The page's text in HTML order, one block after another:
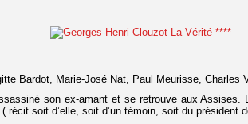
Bardot, Marie-José Nat, Paul Meurisse, Charles
son ex-amant et se retrouve aux Assises.
récit soit d’elle, soit d’un témoin, soit du président